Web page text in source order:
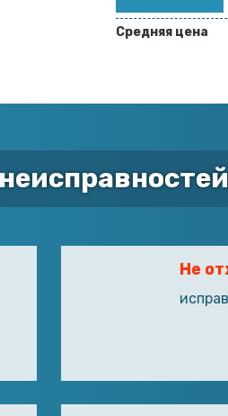
Средняя цена
Не